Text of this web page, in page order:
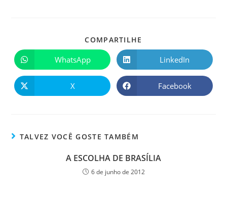
COMPARTILHE
WhatsApp LinkedIn
X Facebook
TALVEZ VOCÊ GOSTE TAMBÉM
A ESCOLHA DE BRASÍLIA
6 de junho de 2012